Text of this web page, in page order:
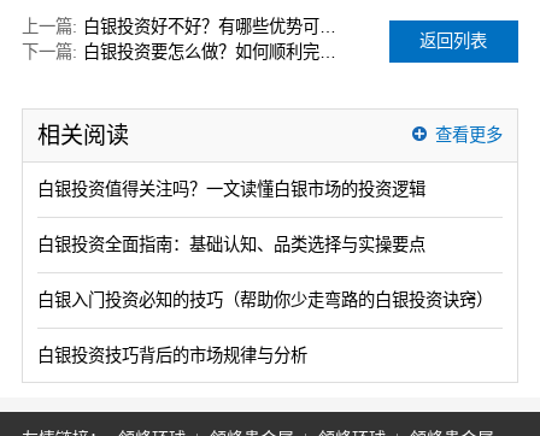
上一篇:
白银投资好不好？有哪些优势可以了解？
下一篇:
白银投资要怎么做？如何顺利完成白银交易？
返回列表
相关阅读 查看更多
白银投资值得关注吗？一文读懂白银市场的投资逻辑
白银投资全面指南：基础认知、品类选择与实操要点
白银入门投资必知的技巧（帮助你少走弯路的白银投资诀窍）
白银投资技巧背后的市场规律与分析